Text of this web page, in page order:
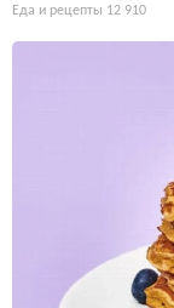
Еда и рецепты 12 910